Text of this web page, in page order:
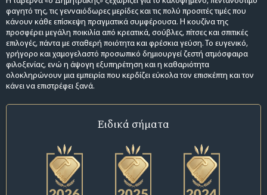
φαγητό της, τις γενναιόδωρες μερίδες και τις πολύ προσιτές τιμές που
κάνουν κάθε επίσκεψη πραγματικά συμφέρουσα. Η κουζίνα της
προσφέρει μεγάλη ποικιλία από κρεατικά, σούβλες, πίτσες και σπιτικές
επιλογές, πάντα με σταθερή ποιότητα και φρέσκια γεύση. Το ευγενικό,
γρήγορο και χαμογελαστό προσωπικό δημιουργεί ζεστή ατμόσφαιρα
φιλοξενίας, ενώ η άψογη εξυπηρέτηση και η καθαριότητα
ολοκληρώνουν μια εμπειρία που κερδίζει εύκολα τον επισκέπτη και τον
κάνει να επιστρέφει ξανά.
Ειδικά σήματα